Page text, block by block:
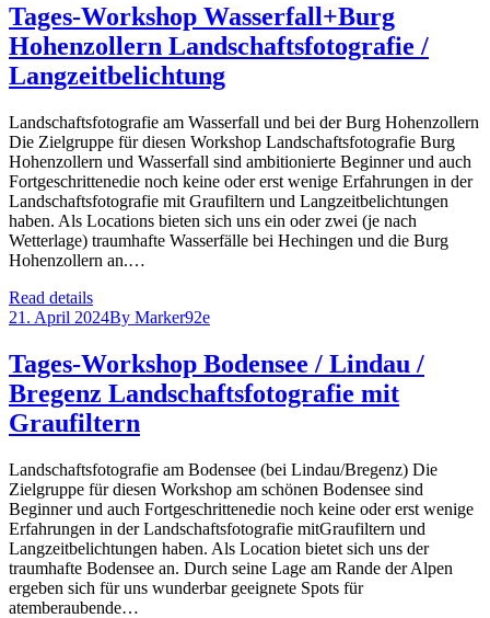
Tages-Workshop Wasserfall+Burg
Hohenzollern Landschaftsfotografie /
Langzeitbelichtung
Landschaftsfotografie am Wasserfall und bei der Burg Hohenzollern
Die Zielgruppe für diesen Workshop Landschaftsfotografie Burg
Hohenzollern und Wasserfall sind ambitionierte Beginner und auch
Fortgeschrittenedie noch keine oder erst wenige Erfahrungen in der
Landschaftsfotografie mit Graufiltern und Langzeitbelichtungen
haben. Als Locations bieten sich uns ein oder zwei (je nach
Wetterlage) traumhafte Wasserfälle bei Hechingen und die Burg
Hohenzollern an.…
Read details
21. April 2024By Marker92e
Tages-Workshop Bodensee / Lindau /
Bregenz Landschaftsfotografie mit
Graufiltern
Landschaftsfotografie am Bodensee (bei Lindau/Bregenz) Die
Zielgruppe für diesen Workshop am schönen Bodensee sind
Beginner und auch Fortgeschrittenedie noch keine oder erst wenige
Erfahrungen in der Landschaftsfotografie mitGraufiltern und
Langzeitbelichtungen haben. Als Location bietet sich uns der
traumhafte Bodensee an. Durch seine Lage am Rande der Alpen
ergeben sich für uns wunderbar geeignete Spots für
atemberaubende…